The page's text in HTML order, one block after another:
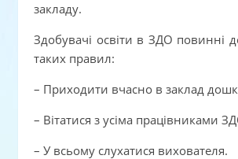
закладу.
Здобувачі освіти в ЗДО повинні
таких правил:
– Приходити вчасно в заклад
– Вітатися з усіма працівниками
– У всьому слухатися вихователя.